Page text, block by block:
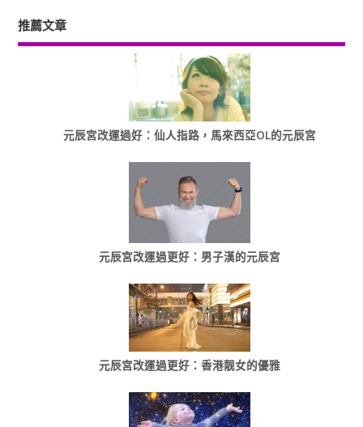
推薦文章
元辰宮改運過好：仙人指路，馬來西亞OL的元辰宮
元辰宮改運過更好：男子漢的元辰宮
元辰宮改運過更好：香港靓女的優雅